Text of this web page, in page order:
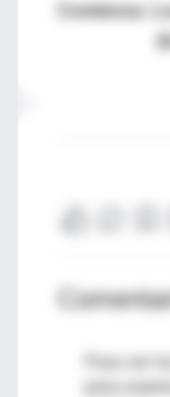
Comienza:
Para ver